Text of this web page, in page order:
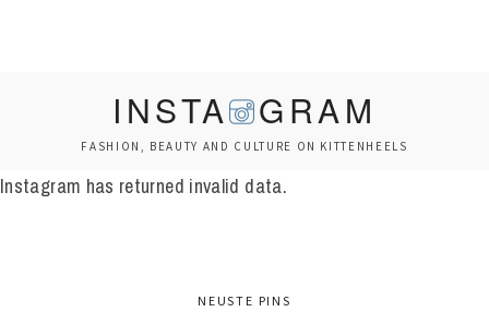
INSTA GRAM
FASHION, BEAUTY AND CULTURE ON KITTENHEELS
Instagram has returned invalid data.
NEUSTE PINS